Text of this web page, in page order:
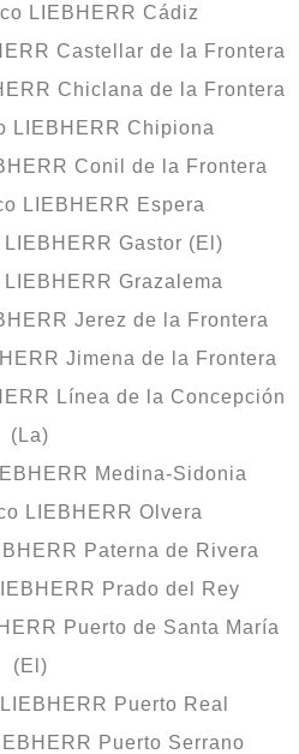
LIEBHERR Cádiz
Castellar de la Frontera
Chiclana de la Frontera
LIEBHERR Chipiona
Conil de la Frontera
LIEBHERR Espera
Gastor (El)
Grazalema
Jerez de la Frontera
Jimena de la Frontera
Línea de la Concepción
(La)
Medina-Sidonia
LIEBHERR Olvera
Paterna de Rivera
Prado del Rey
Puerto de Santa María
(El)
Puerto Real
Puerto Serrano